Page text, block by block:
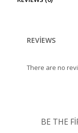
REVIEWS
There are no
BE THE